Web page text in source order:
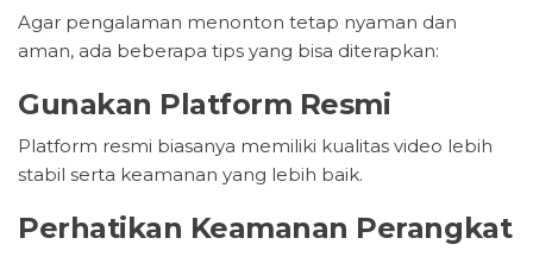
Agar pengalaman menonton tetap nyaman dan
aman, ada beberapa tips yang bisa diterapkan:
Gunakan Platform Resmi
Platform resmi biasanya memiliki kualitas video lebih
stabil serta keamanan yang lebih baik.
Perhatikan Keamanan Perangkat